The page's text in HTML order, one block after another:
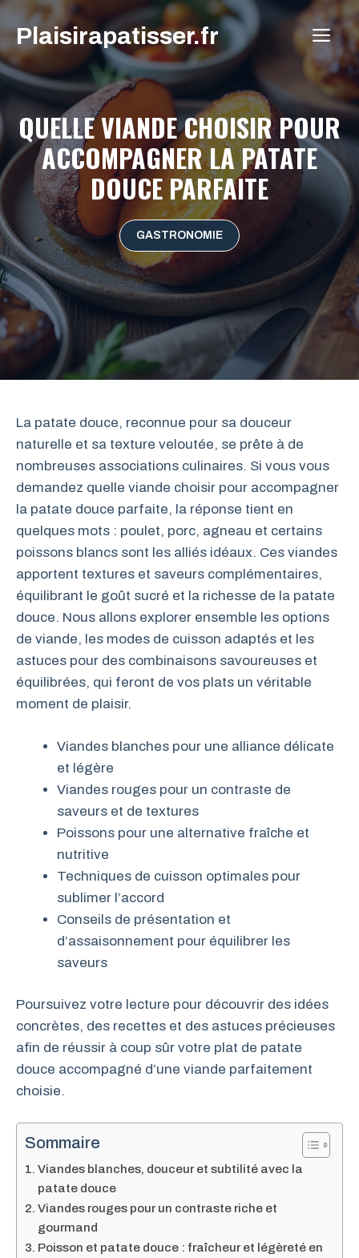
Aller
au
contenu
Plaisirapatisser.fr
QUELLE VIANDE CHOISIR POUR
ACCOMPAGNER LA PATATE
DOUCE PARFAITE
GASTRONOMIE
La patate douce, reconnue pour sa douceur
naturelle et sa texture veloutée, se prête à de
nombreuses associations culinaires. Si vous vous
demandez quelle viande choisir pour accompagner
la patate douce parfaite, la réponse tient en
quelques mots : poulet, porc, agneau et certains
poissons blancs sont les alliés idéaux. Ces viandes
apportent textures et saveurs complémentaires,
équilibrant le goût sucré et la richesse de la patate
douce. Nous allons explorer ensemble les options
de viande, les modes de cuisson adaptés et les
astuces pour des combinaisons savoureuses et
équilibrées, qui feront de vos plats un véritable
moment de plaisir.
Viandes blanches pour une alliance délicate
et légère
Viandes rouges pour un contraste de
saveurs et de textures
Poissons pour une alternative fraîche et
nutritive
Techniques de cuisson optimales pour
sublimer l’accord
Conseils de présentation et
d’assaisonnement pour équilibrer les
saveurs
Poursuivez votre lecture pour découvrir des idées
concrètes, des recettes et des astuces précieuses
afin de réussir à coup sûr votre plat de patate
douce accompagné d’une viande parfaitement
choisie.
Sommaire
Viandes blanches, douceur et subtilité avec la
patate douce
Viandes rouges pour un contraste riche et
gourmand
Poisson et patate douce : fraîcheur et légèreté en